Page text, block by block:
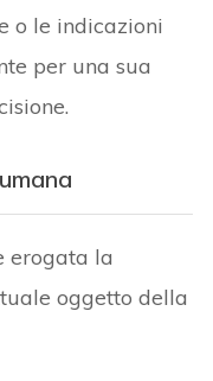
o le indicazioni
per una sua
erogata la
oggetto della